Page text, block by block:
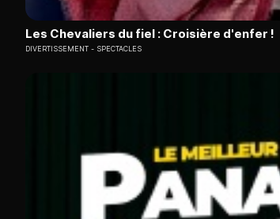
Les Chevaliers du fiel : Croisière d'enfer !
DIVERTISSEMENT SPECTACLES